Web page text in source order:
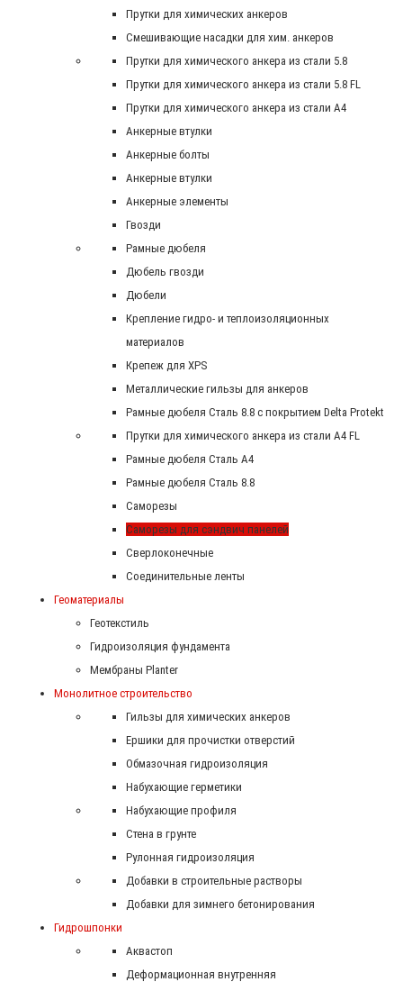
Прутки для химических анкеров
Смешивающие насадки для хим. анкеров
Прутки для химического анкера из стали 5.8
Прутки для химического анкера из стали 5.8 FL
Прутки для химического анкера из стали А4
Анкерные втулки
Анкерные болты
Анкерные втулки
Анкерные элементы
Гвозди
Рамные дюбеля
Дюбель гвозди
Дюбели
Крепление гидро- и теплоизоляционных
материалов
Крепеж для XPS
Металлические гильзы для анкеров
Рамные дюбеля Сталь 8.8 с покрытием Delta Protekt
Прутки для химического анкера из стали А4 FL
Рамные дюбеля Сталь A4
Рамные дюбеля Сталь 8.8
Саморезы
Саморезы для сэндвич панелей
Сверлоконечные
Соединительные ленты
Геоматериалы
Геотекстиль
Гидроизоляция фундамента
Мембраны Planter
Монолитное строительство
Гильзы для химических анкеров
Ершики для прочистки отверстий
Обмазочная гидроизоляция
Набухающие герметики
Набухающие профиля
Стена в грунте
Рулонная гидроизоляция
Добавки в строительные растворы
Добавки для зимнего бетонирования
Гидрошпонки
Аквастоп
Деформационная внутренняя